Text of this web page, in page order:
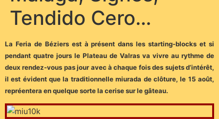
Tendido Cero…
La Feria de Béziers est à présent dans les starting-blocks et si
pendant quatre jours le Plateau de Valras va vivre au rythme de
deux rendez-vous pas jour avec à chaque fois des sujets d’intérêt,
il est évident que la traditionnelle miurada de clôture, le 15 août,
repréentera en quelque sorte la cerise sur le gâteau.